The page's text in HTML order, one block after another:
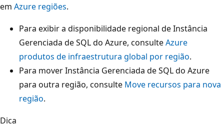
em Azure regiões.
Para exibir a disponibilidade regional de Instância
Gerenciada de SQL do Azure, consulteAzure
produtos de infraestrutura global por região.
Para mover Instância Gerenciada de SQL do Azure
para outra região, consulte Move recursos para nova
região.
Dica